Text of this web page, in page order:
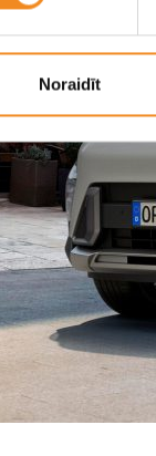
Noraidīt